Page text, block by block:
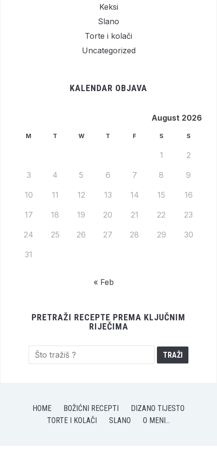
Keksi
Slano
Torte i kolači
Uncategorized
KALENDAR OBJAVA
August 2026
M T W T F S S
1 2
3 4 5 6 7 8 9
10 11 12 13 14 15 16
17 18 19 20 21 22 23
24 25 26 27 28 29 30
31
« Feb
PRETRAŽI RECEPTE PREMA KLJUČNIM
RIJEČIMA
HOME BOŽIĆNI RECEPTI
DIZANO TIJESTO
TORTE I KOLAČI
SLANO O MENI…